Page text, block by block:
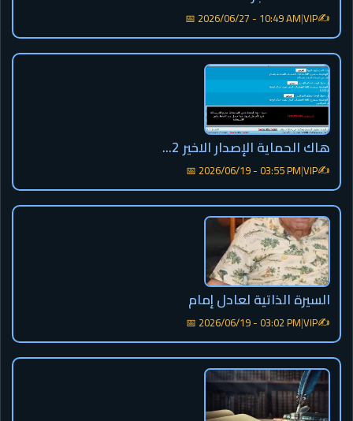
✍️
VIP
|
📅 2026/06/27 - 10:49 AM
هاك الحماية الإصدار الاخير 2...
✍️
VIP
|
📅 2026/06/19 - 03:55 PM
السيرة الذاتية لعادل إمام
✍️
VIP
|
📅 2026/06/19 - 03:02 PM